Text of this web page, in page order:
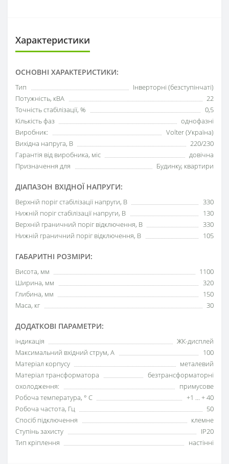
Характеристики
ОСНОВНІ ХАРАКТЕРИСТИКИ:
Тип
Інверторні (безступінчаті)
Потужність, кВА
22
Точність стабілізації, %
0,5
Кількість фаз
однофазні
Виробник:
Volter (Україна)
Вихідна напруга, В
220/230
Гарантія від виробника, міс
довічна
Призначення для
Будинку, квартири
ДІАПАЗОН ВХІДНОЇ НАПРУГИ:
Верхній поріг стабілізації напруги, В
330
Нижній поріг стабілізації напруги, В
130
Верхній граничний поріг відключення, В
330
Нижній граничний поріг відключення, В
105
ГАБАРИТНІ РОЗМІРИ:
Висота, мм
1100
Ширина, мм
320
Глибина, мм
150
Маса, кг
30
ДОДАТКОВІ ПАРАМЕТРИ:
індикація
ЖК-дисплей
Максимальний вхідний струм, А
100
Матеріал корпусу
металевий
Матеріал трансформатора
безтрансформаторні
охолодження:
примусове
Робоча температура, ° С
+1 ... + 40
Робоча частота, Гц
50
Спосіб підключення
клемне
Ступінь захисту
IP20
Тип кріплення
настінні